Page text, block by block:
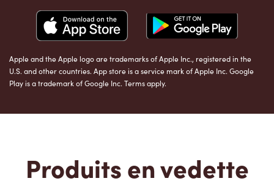
Apple and the Apple logo are trademarks of Apple Inc., registered in the
U.S. and other countries. App store is a service mark of Apple Inc. Google
Play is a trademark of Google Inc. Terms apply.
Produits en vedette